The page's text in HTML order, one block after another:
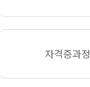
자격증과정